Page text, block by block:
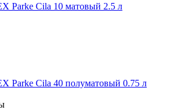
Parke Cila 10 матовый 2.5 л
Parke Cila 40 полуматовый 0.75 л